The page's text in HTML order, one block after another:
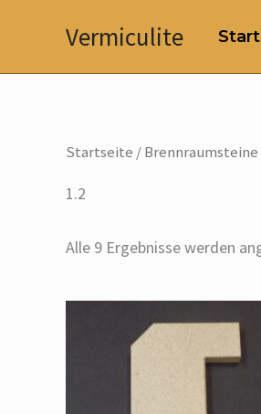
Vermiculite
Startseite /Brennraumsteine
1.2
Alle 9 Ergebnisse werden